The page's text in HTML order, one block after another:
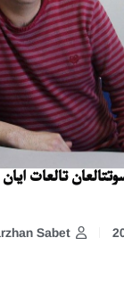
تالعات ايان
Sabet